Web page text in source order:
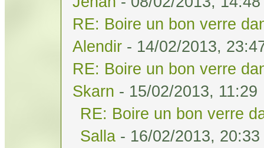
RE: Boire un bon verre
Alendir - 14/02/2013,
RE: Boire un bon verre
Skarn - 15/02/2013, 11:29
RE: Boire un bon verre
Salla - 16/02/2013, 20:33